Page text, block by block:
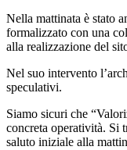
Nella mattinata è stato
formalizzato con una
alla realizzazione del
Nel suo intervento
speculativi.
Siamo sicuri che
concreta operatività. Si
saluto iniziale alla